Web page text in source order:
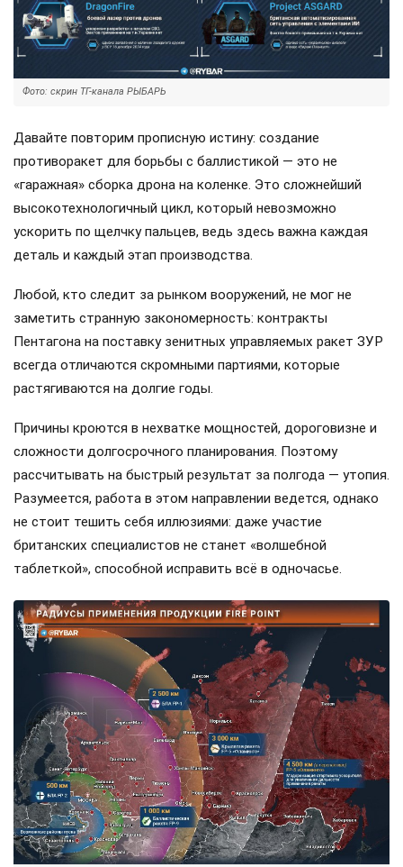
Фото: скрин ТГ-канала РЫБАРЬ
Давайте повторим прописную истину: создание
противоракет для борьбы с баллистикой — это не
«гаражная» сборка дрона на коленке. Это сложнейший
высокотехнологичный цикл, который невозможно
ускорить по щелчку пальцев, ведь здесь важна каждая
деталь и каждый этап производства.
Любой, кто следит за рынком вооружений, не мог не
заметить странную закономерность: контракты
Пентагона на поставку зенитных управляемых ракет ЗУР
всегда отличаются скромными партиями, которые
растягиваются на долгие годы.
Причины кроются в нехватке мощностей, дороговизне и
сложности долгосрочного планирования. Поэтому
рассчитывать на быстрый результат за полгода — утопия.
Разумеется, работа в этом направлении ведется, однако
не стоит тешить себя иллюзиями: даже участие
британских специалистов не станет «волшебной
таблеткой», способной исправить всё в одночасье.